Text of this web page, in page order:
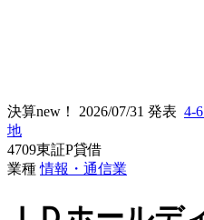
決算new！ 2026/07/31 発表 4-
地
4709東証P貸借
業種情報・通信業